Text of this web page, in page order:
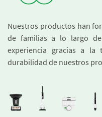
Nuestros productos han
de familias a lo largo
experiencia gracias a la
durabilidad de nuestros